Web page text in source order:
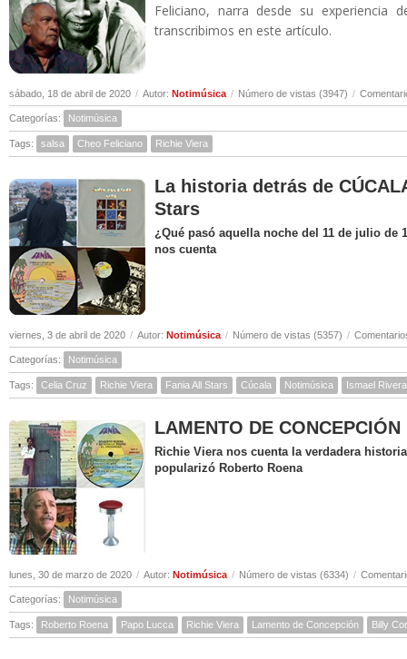
Feliciano, narra desde su experiencia
transcribimos en este artículo.
sábado, 18 de abril de 2020 / Autor: Notimúsica / Número de vistas (3947) /
Categorías: Notimúsica
Tags: salsa Cheo Feliciano Richie Viera
La historia detrás de
Stars
¿Qué pasó aquella noche del 11 de julio de
nos cuenta
viernes, 3 de abril de 2020 / Autor: Notimúsica / Número de vistas (5357) /
Categorías: Notimúsica
Tags: Celia Cruz Richie Viera Fania All Stars Cúcala Notimúsica Ismael Rivera
LAMENTO DE
Richie Viera nos cuenta la verdadera
popularizó Roberto Roena
lunes, 30 de marzo de 2020 / Autor: Notimúsica / Número de vistas (6334) /
Categorías: Notimúsica
Tags: Roberto Roena Papo Lucca Richie Viera Lamento de Concepción Billy